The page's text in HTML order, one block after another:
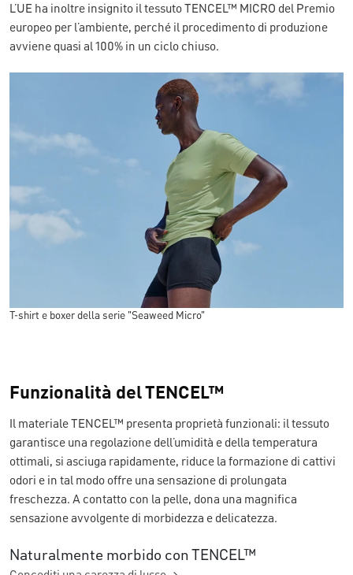
L’UE ha inoltre insignito il tessuto TENCEL™ MICRO del Premio
europeo per l’ambiente, perché il procedimento di produzione
avviene quasi al 100% in un ciclo chiuso.
T-shirt e boxer della serie "Seaweed Micro"
Funzionalità del TENCEL™
Il materiale TENCEL™ presenta proprietà funzionali: il tessuto
garantisce una regolazione dell’umidità e della temperatura
ottimali, si asciuga rapidamente, riduce la formazione di cattivi
odori e in tal modo offre una sensazione di prolungata
freschezza. A contatto con la pelle, dona una magnifica
sensazione avvolgente di morbidezza e delicatezza.
Naturalmente morbido con TENCEL™